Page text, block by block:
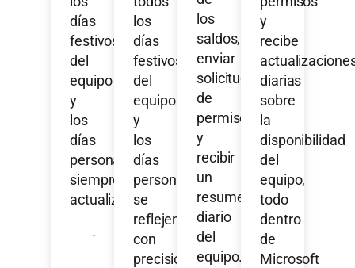
días
festivos
del
equipo
y
los
días
personales
siempre
actualizados.
los
días
festivos
del
equipo
y
los
días
personales
se
reflejen
con
precisión.
los
saldos,
enviar
solicitudes
de
permisos
y
recibir
un
resumen
diario
del
equipo.
y
recibe
diarias
sobre
la
disponibilidad
del
equipo,
todo
dentro
de
Microsoft